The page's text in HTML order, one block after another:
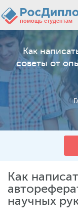
Как
советы от
Как
научных